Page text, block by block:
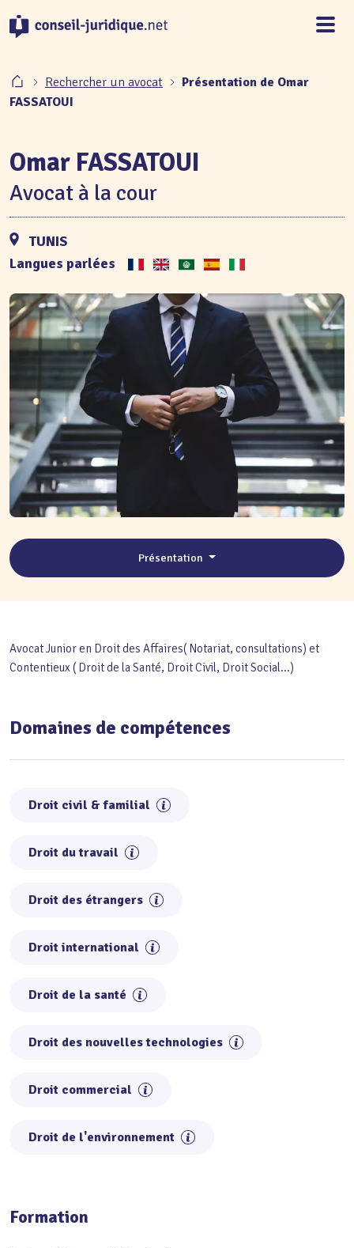
Rechercher un avocat
Présentation de Omar
FASSATOUI
Omar FASSATOUI
Avocat à la cour
TUNIS
Langues parlées
Présentation
Avocat Junior en Droit des Affaires( Notariat, consultations) et
Contentieux ( Droit de la Santé, Droit Civil, Droit Social...)
Domaines de compétences
Droit civil & familial
Droit du travail
Droit des étrangers
Droit international
Droit de la santé
Droit des nouvelles technologies
Droit commercial
Droit de l'environnement
Formation